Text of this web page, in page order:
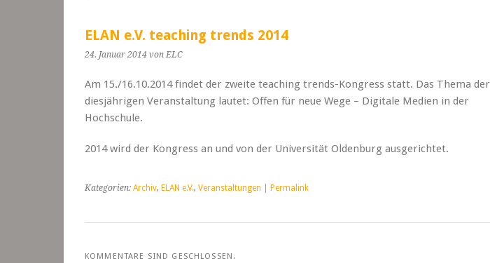
ELAN e.V. teaching trends 2014
24. Januar 2014 von ELC
Am 15./16.10.2014 findet der zweite teaching trends-Kongress statt. Das Thema der
diesjährigen Veranstaltung lautet: Offen für neue Wege – Digitale Medien in der
Hochschule.
2014 wird der Kongress an und von der Universität Oldenburg ausgerichtet.
Kategorien: Archiv, ELAN e.V., Veranstaltungen Permalink
KOMMENTARE SIND GESCHLOSSEN.